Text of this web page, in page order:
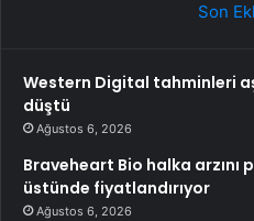
Son
Western Digital tahminleri
düştü
Ağustos 6, 2026
Braveheart Bio halka arzını
üstünde fiyatlandırıyor
Ağustos 6, 2026